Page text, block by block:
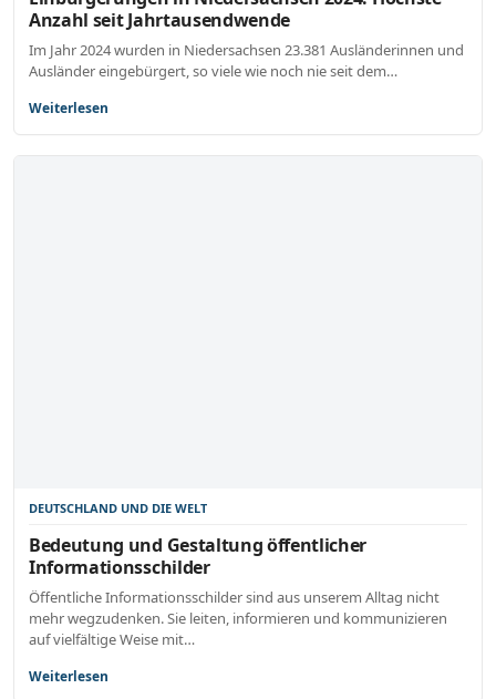
Anzahl seit Jahrtausendwende
Im Jahr 2024 wurden in Niedersachsen 23.381 Ausländerinnen und
Ausländer eingebürgert, so viele wie noch nie seit dem…
Weiterlesen
DEUTSCHLAND UND DIE WELT
Bedeutung und Gestaltung öffentlicher
Informationsschilder
Öffentliche Informationsschilder sind aus unserem Alltag nicht
mehr wegzudenken. Sie leiten, informieren und kommunizieren
auf vielfältige Weise mit…
Weiterlesen